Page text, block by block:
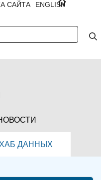
ENGLISH
САЙТА
ХАБ ДАННЫХ